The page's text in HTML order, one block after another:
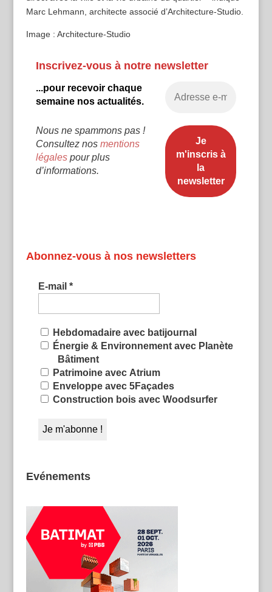
Marc Lehmann, architecte associé d’Architecture-Studio.
Image : Architecture-Studio
Inscrivez-vous à notre newsletter
...pour recevoir chaque
semaine nos actualités.
Nous ne spammons pas !
Consultez nos mentions
légalespour plus
d’informations.
Abonnez-vous à nos newsletters
E-mail *
Hebdomadaire avec batijournal
Énergie & Environnement avec Planète
Bâtiment
Patrimoine avec Atrium
Enveloppe avec 5Façades
Construction bois avec Woodsurfer
Evénements